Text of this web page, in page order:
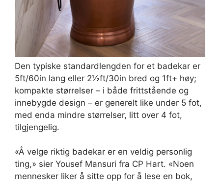
Den typiske standardlengden for et badekar er
5ft/60in lang eller 2½ft/30in bred og 1ft+ høy;
kompakte størrelser – i både frittstående og
innebygde design – er generelt like under 5 fot,
med enda mindre størrelser, litt over 4 fot,
tilgjengelig.
«Å velge riktig badekar er en veldig personlig
ting,» sier Yousef Mansuri fra CP Hart. «Noen
mennesker liker å sitte opp for å lese en bok,